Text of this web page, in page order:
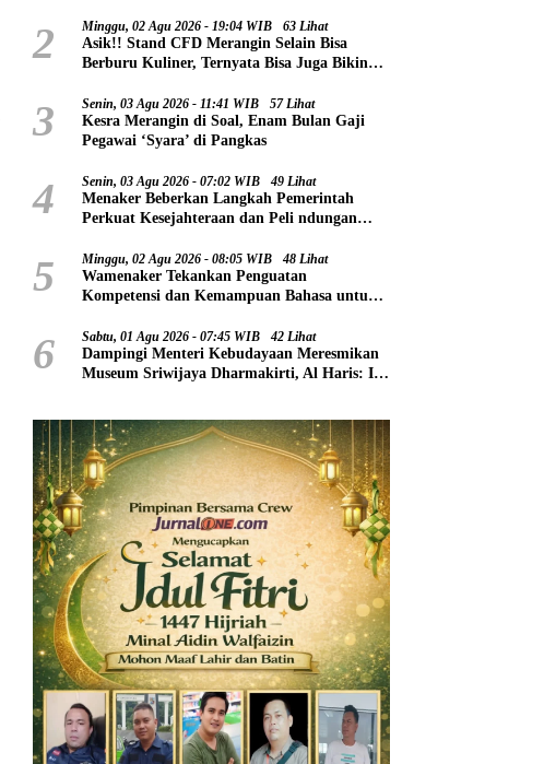
2 Minggu, 02 Agu 2026 - 19:04 WIB 63 Lihat
Asik!! Stand CFD Merangin Selain Bisa
Berburu Kuliner, Ternyata Bisa Juga Bikin
3 Senin, 03 Agu 2026 - 11:41 WIB 57 Lihat
Kesra Merangin di Soal, Enam Bulan Gaji
Pegawai ‘Syara’ di Pangkas
4 Senin, 03 Agu 2026 - 07:02 WIB 49 Lihat
Menaker Beberkan Langkah Pemerintah
Perkuat Kesejahteraan dan Peli ndungan
5 Minggu, 02 Agu 2026 - 08:05 WIB 48 Lihat
Wamenaker Tekankan Penguatan
Kompetensi dan Kemampuan Bahasa untuk
6 Sabtu, 01 Agu 2026 - 07:45 WIB 42 Lihat
Dampingi Menteri Kebudayaan Meresmikan
Museum Sriwijaya Dharmakirti, Al Haris: Ini